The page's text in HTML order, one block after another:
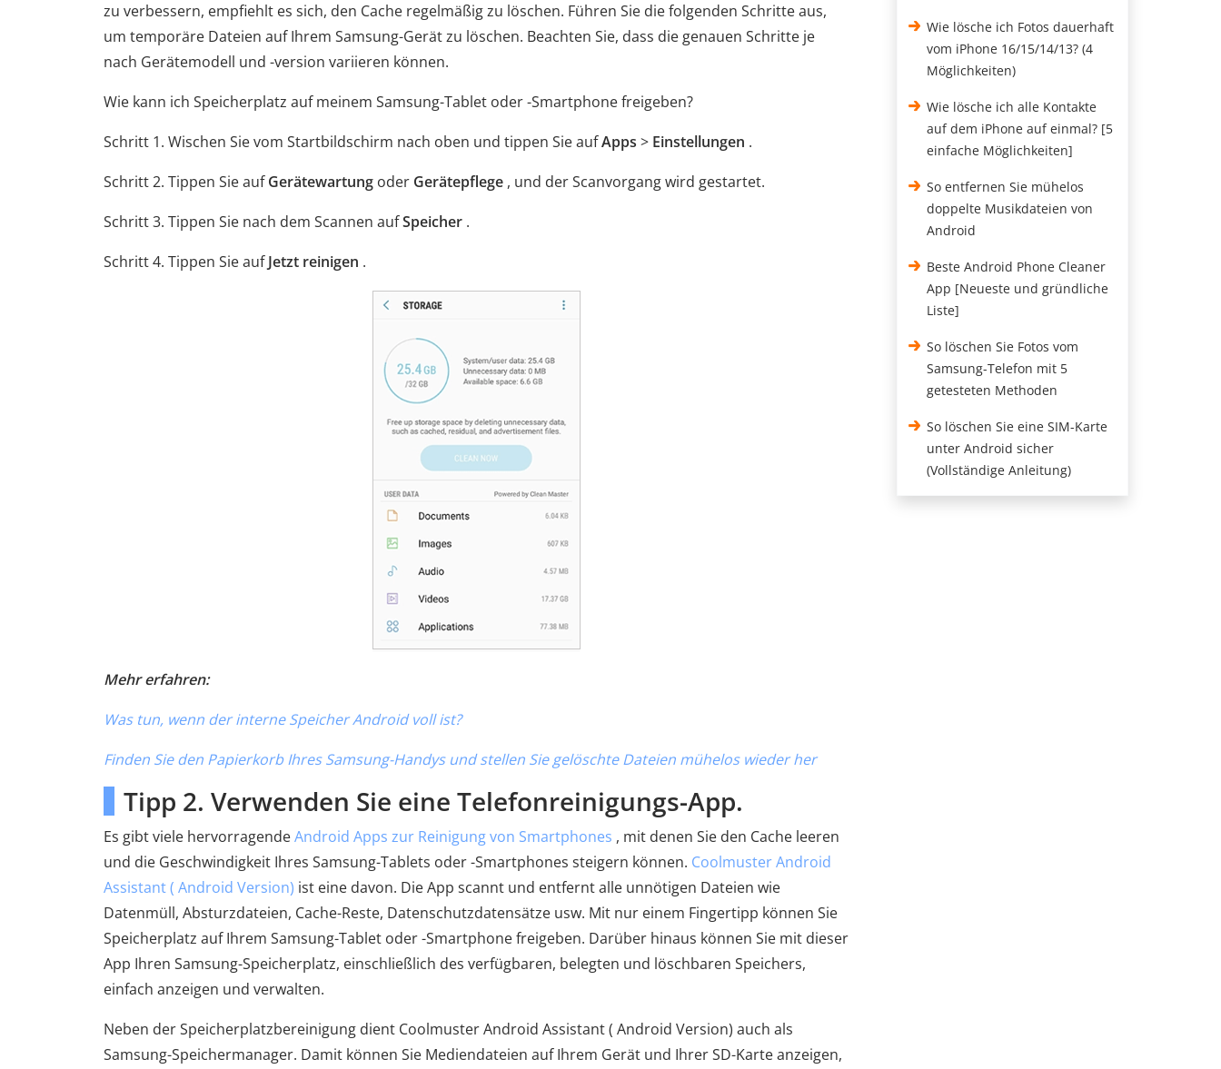
zu verbessern, empfiehlt es sich, den Cache regelmäßig zu löschen. Führen Sie die folgenden Schritte aus,
um temporäre Dateien auf Ihrem Samsung-Gerät zu löschen. Beachten Sie, dass die genauen Schritte je
nach Gerätemodell und -version variieren können.
Wie kann ich Speicherplatz auf meinem Samsung-Tablet oder -Smartphone freigeben?
Schritt 1. Wischen Sie vom Startbildschirm nach oben und tippen Sie aufApps > Einstellungen .
Schritt 2. Tippen Sie aufGerätewartung oder Gerätepflege , und der Scanvorgang wird gestartet.
Schritt 3. Tippen Sie nach dem Scannen aufSpeicher .
Schritt 4. Tippen Sie aufJetzt reinigen .
Mehr erfahren:
Was tun, wenn der interne Speicher Android voll ist?
Finden Sie den Papierkorb Ihres Samsung-Handys und stellen Sie gelöschte Dateien mühelos wieder her
Tipp 2. Verwenden Sie eine Telefonreinigungs-App.
Es gibt viele hervorragendeAndroid Apps zur Reinigung von Smartphones , mit denen Sie den Cache leeren
und die Geschwindigkeit Ihres Samsung-Tablets oder -Smartphones steigern können. Coolmuster Android
Assistant ( Android Version) ist eine davon. Die App scannt und entfernt alle unnötigen Dateien wie
Datenmüll, Absturzdateien, Cache-Reste, Datenschutzdatensätze usw. Mit nur einem Fingertipp können Sie
Speicherplatz auf Ihrem Samsung-Tablet oder -Smartphone freigeben. Darüber hinaus können Sie mit dieser
App Ihren Samsung-Speicherplatz, einschließlich des verfügbaren, belegten und löschbaren Speichers,
einfach anzeigen und verwalten.
Neben der Speicherplatzbereinigung dient Coolmuster Android Assistant ( Android Version) auch als
Samsung-Speichermanager. Damit können Sie Mediendateien auf Ihrem Gerät und Ihrer SD-Karte anzeigen,
Wie lösche ich Fotos dauerhaft
vom iPhone 16/15/14/13? (4
Möglichkeiten)
Wie lösche ich alle Kontakte
auf dem iPhone auf einmal? [5
einfache Möglichkeiten]
So entfernen Sie mühelos
doppelte Musikdateien von
Android
Beste Android Phone Cleaner
App [Neueste und gründliche
Liste]
So löschen Sie Fotos vom
Samsung-Telefon mit 5
getesteten Methoden
So löschen Sie eine SIM-Karte
unter Android sicher
(Vollständige Anleitung)